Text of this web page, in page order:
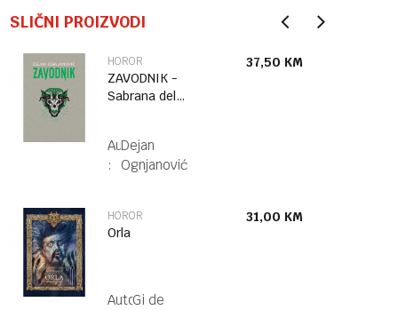
SLIČNI PROIZVODI
HOROR
ZAVODNIK -
Sabrana dela
Autor
:
Dejan
Ognjanović
37,50 KM
HOROR
Orla
AutorGi de
31,00 KM